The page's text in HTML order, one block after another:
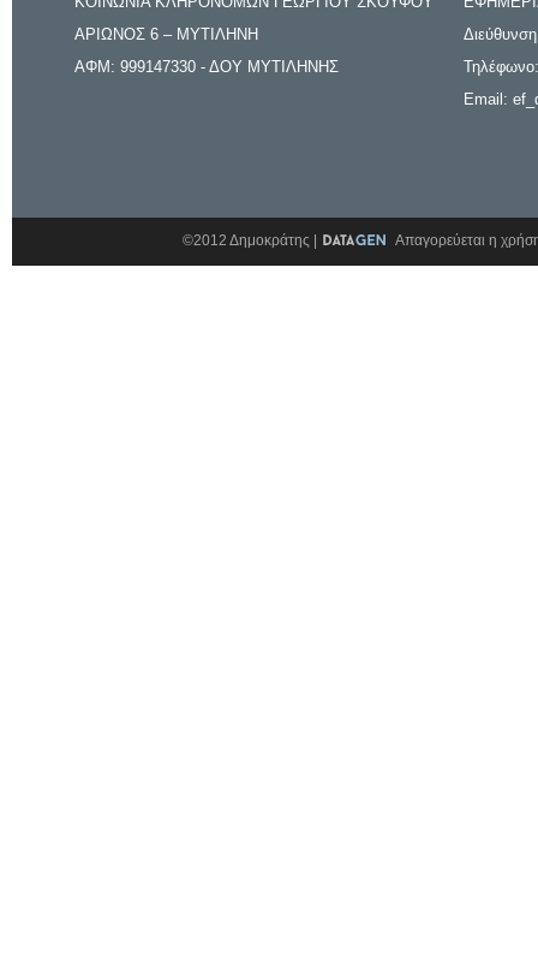
ΑΡΙΩΝΟΣ 6 – ΜΥΤΙΛΗΝΗ
ΑΦΜ: 999147330 - ΔΟΥ ΜΥΤΙΛΗΝΗΣ
Email:
©2012 Δημοκράτης | Απαγορεύεται η